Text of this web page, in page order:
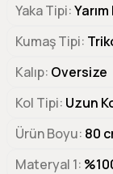
Yaka Tipi Yarım
Kumaş Tipi
Kalıp Oversize
Kol Tipi Uzun
Ürün Boyu 80
Materyal 1